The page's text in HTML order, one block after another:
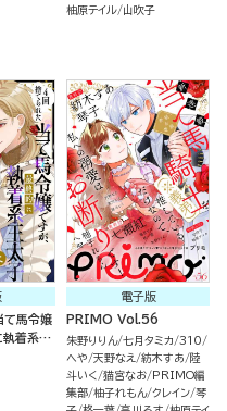
（分冊
ドル激高です！（単話版）
柚原テイル 山吹子
て馬令嬢
執着系王
た（単
電子版
PRIMO Vol.56
朱野りりん 七月タミカ 310
へや 天野なえ 紡木すあ
陸
斗いく 猫宮なお
PRIMO編
集部 柚子れもん クレイン 琴